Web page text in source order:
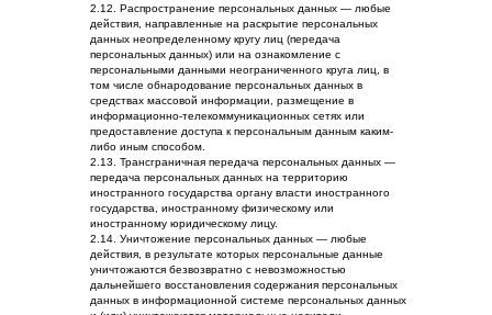
2.12. Распространение персональных данных — любые
действия, направленные на раскрытие персональных
данных неопределенному кругу лиц (передача
персональных данных) или на ознакомление с
персональными данными неограниченного круга лиц, в
том числе обнародование персональных данных в
средствах массовой информации, размещение в
информационно-телекоммуникационных сетях или
предоставление доступа к персональным данным каким-
либо иным способом.
2.13. Трансграничная передача персональных данных —
передача персональных данных на территорию
иностранного государства органу власти иностранного
государства, иностранному физическому или
иностранному юридическому лицу.
2.14. Уничтожение персональных данных — любые
действия, в результате которых персональные данные
уничтожаются безвозвратно с невозможностью
дальнейшего восстановления содержания персональных
данных в информационной системе персональных данных